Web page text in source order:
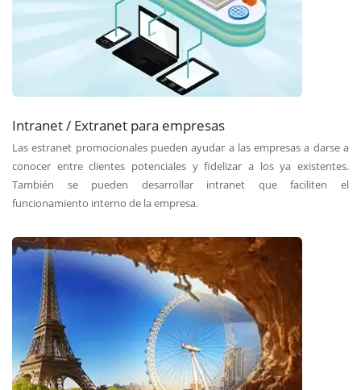
Intranet / Extranet para empresas
Las estranet promocionales pueden ayudar a las empresas a darse a
conocer entre clientes potenciales y fidelizar a los ya existentes.
También se pueden desarrollar intranet que faciliten el
funcionamiento interno de la empresa.